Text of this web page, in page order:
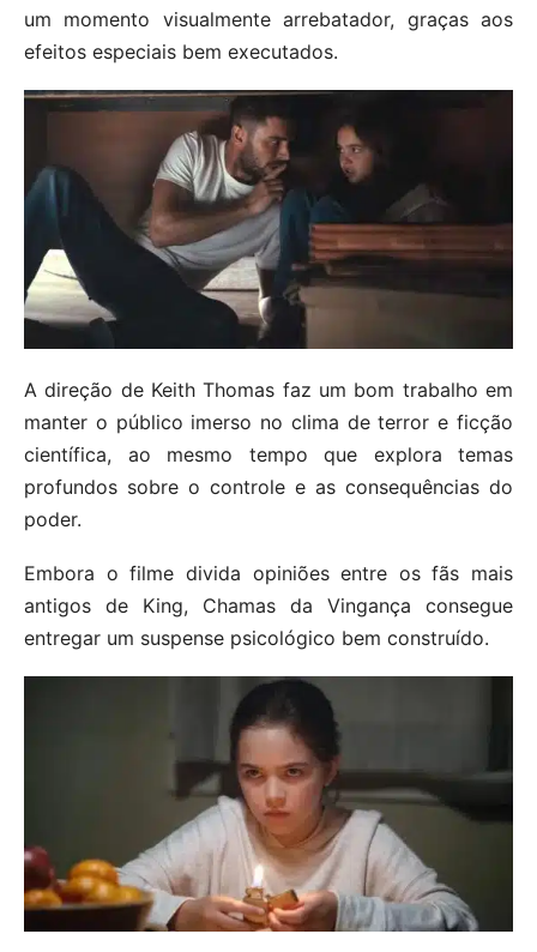
um momento visualmente arrebatador, graças aos
efeitos especiais bem executados.
A direção de Keith Thomas faz um bom trabalho em
manter o público imerso no clima de terror e ficção
científica, ao mesmo tempo que explora temas
profundos sobre o controle e as consequências do
poder.
Embora o filme divida opiniões entre os fãs mais
antigos de King, Chamas da Vingança consegue
entregar um suspense psicológico bem construído.